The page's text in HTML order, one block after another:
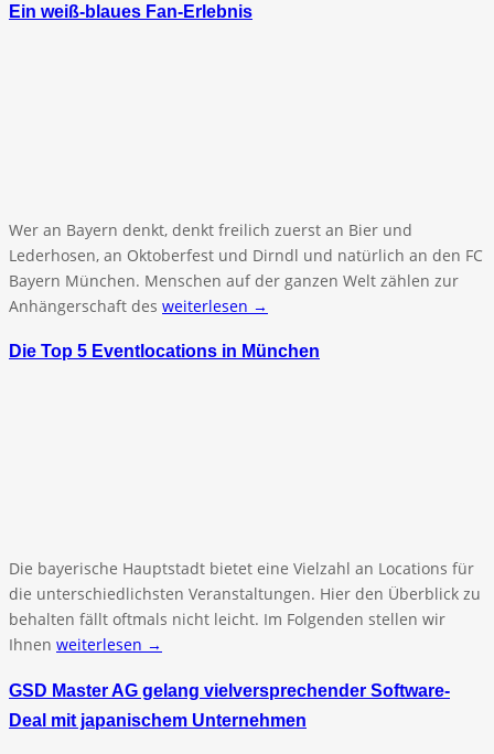
Ein weiß-blaues Fan-Erlebnis
Wer an Bayern denkt, denkt freilich zuerst an Bier und
Lederhosen, an Oktoberfest und Dirndl und natürlich an den FC
Bayern München. Menschen auf der ganzen Welt zählen zur
Anhängerschaft des weiterlesen →
Die Top 5 Eventlocations in München
Die bayerische Hauptstadt bietet eine Vielzahl an Locations für
die unterschiedlichsten Veranstaltungen. Hier den Überblick zu
behalten fällt oftmals nicht leicht. Im Folgenden stellen wir
Ihnen weiterlesen →
GSD Master AG gelang vielversprechender Software-
Deal mit japanischem Unternehmen